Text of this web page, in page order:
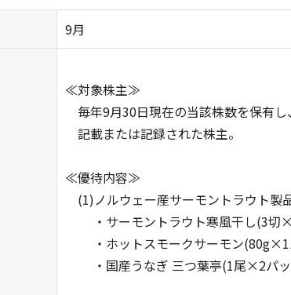
9月
≪対象株主≫
毎年9月30日現在の当該株数を保有
記載または記録された株主。
≪優待内容≫
(1)ノルウェー産サーモントラウト製
・サーモントラウト寒風干し(3切
・ホットスモークサーモン(80g×1
・国産うなぎ 三つ葉亭(1尾×2パ